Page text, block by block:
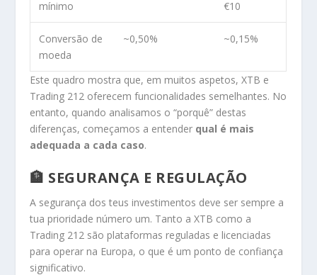
mínimo €10
Conversão de
moeda
~0,50% ~0,15%
Este quadro mostra que, em muitos aspetos, XTB e
Trading 212 oferecem funcionalidades semelhantes. No
entanto, quando analisamos o “porquê” destas
diferenças, começamos a entender qual é mais
adequada a cada caso.
🏦 SEGURANÇA E REGULAÇÃO
A segurança dos teus investimentos deve ser sempre a
tua prioridade número um. Tanto a XTB como a
Trading 212 são plataformas reguladas e licenciadas
para operar na Europa, o que é um ponto de confiança
significativo.